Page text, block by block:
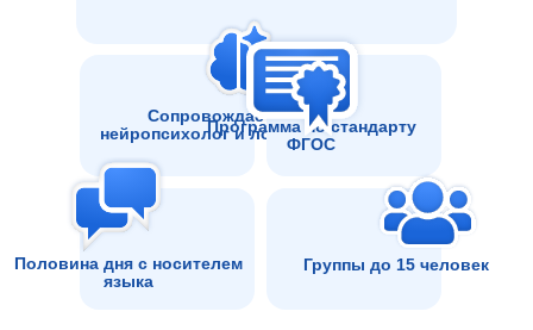
Сопровождает
нейропсихолог и логопед
Программа по стандарту
ФГОС
Группы до 15 человек
Половина дня с носителем
языка